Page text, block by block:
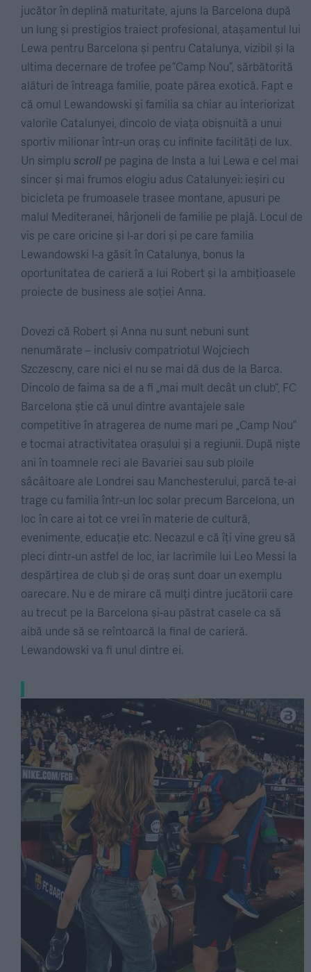
jucător în deplină maturitate, ajuns la Barcelona după
un lung și prestigios traiect profesional, atașamentul lui
Lewa pentru Barcelona și pentru Catalunya, vizibil și la
ultima decernare de trofee pe ”Camp Nou”, sărbătorită
alături de întreaga familie, poate părea exotică. Fapt e
că omul Lewandowski și familia sa chiar au interiorizat
valorile Catalunyei, dincolo de viața obișnuită a unui
sportiv milionar într-un oraș cu infinite facilități de lux.
Un simplu scroll pe pagina de Insta a lui Lewa e cel mai
sincer și mai frumos elogiu adus Catalunyei: ieșiri cu
bicicleta pe frumoasele trasee montane, apusuri pe
malul Mediteranei, hârjoneli de familie pe plajă. Locul de
vis pe care oricine și l-ar dori și pe care familia
Lewandowski l-a găsit în Catalunya, bonus la
oportunitatea de carieră a lui Robert și la ambițioasele
proiecte de business ale soției Anna.
Dovezi că Robert și Anna nu sunt nebuni sunt
nenumărate – inclusiv compatriotul Wojciech
Szczescny, care nici el nu se mai dă dus de la Barca.
Dincolo de faima sa de a fi „mai mult decât un club”, FC
Barcelona știe că unul dintre avantajele sale
competitive în atragerea de nume mari pe „Camp Nou”
e tocmai atractivitatea orașului și a regiunii. După niște
ani în toamnele reci ale Bavariei sau sub ploile
sâcâitoare ale Londrei sau Manchesterului, parcă te-ai
trage cu familia într-un loc solar precum Barcelona, un
loc în care ai tot ce vrei în materie de cultură,
evenimente, educație etc. Necazul e că îți vine greu să
pleci dintr-un astfel de loc, iar lacrimile lui Leo Messi la
despărțirea de club și de oraș sunt doar un exemplu
oarecare. Nu e de mirare că mulți dintre jucătorii care
au trecut pe la Barcelona și-au păstrat casele ca să
aibă unde să se reîntoarcă la final de carieră.
Lewandowski va fi unul dintre ei.